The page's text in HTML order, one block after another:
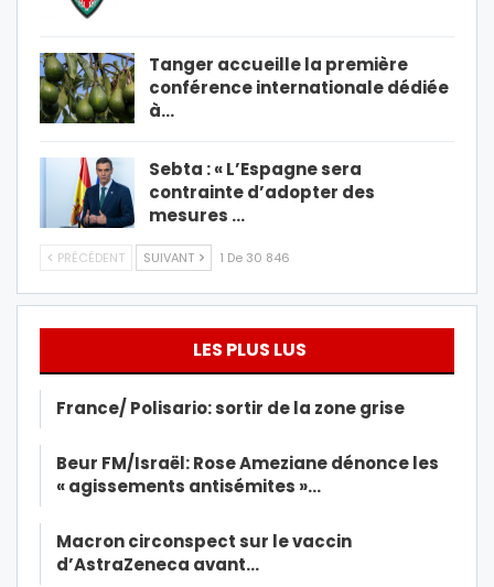
Tanger accueille la première
conférence internationale dédiée
à…
Sebta : « L’Espagne sera
contrainte d’adopter des
mesures …
PRÉCÉDENT SUIVANT 1 De 30 846
LES PLUS LUS
France/ Polisario: sortir de la zone grise
Beur FM/Israël: Rose Ameziane dénonce les
« agissements antisémites »…
Macron circonspect sur le vaccin
d’AstraZeneca avant…